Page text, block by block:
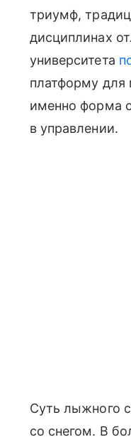
триумф,
дисциплинах
университета
платформу для
именно форма
в управлении.
Суть лыжного
со снегом. В